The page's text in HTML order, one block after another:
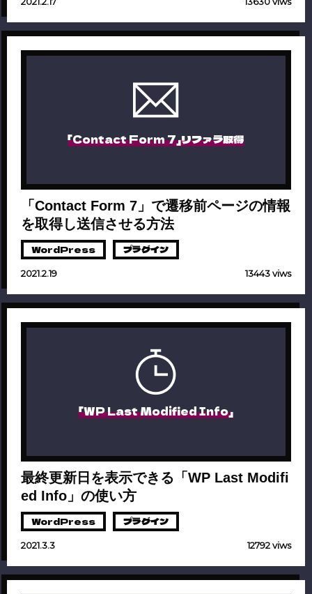
「Contact Form 7」リファラ取得
「Contact Form 7」で遷移前ページの情報
を取得し送信させる方法
WordPress プラグイン
2021.2.19 13443 viws
「WP Last Modified Info」
最終更新日を表示できる「WP Last Modifi
ed Info」の使い方
WordPress プラグイン
2021.3.3 12792 viws